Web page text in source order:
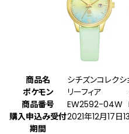
商品名
シチズンコレクシ
ポケモン
リーフィア
商品番号
EW2592-04W
購入申込み受付
期間
2021年12月17日